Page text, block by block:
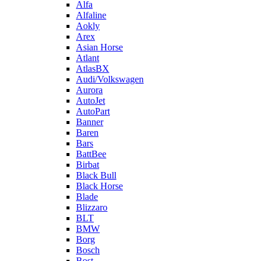
Alfa
Alfaline
Aokly
Arex
Asian Horse
Atlant
AtlasBX
Audi/Volkswagen
Aurora
AutoJet
AutoPart
Banner
Baren
Bars
BattBee
Birbat
Black Bull
Black Horse
Blade
Blizzaro
BLT
BMW
Borg
Bosch